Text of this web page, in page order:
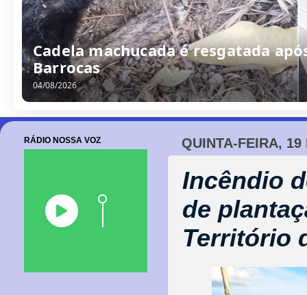
/
0
8
2
0
2
6
QUINTA-FEIRA, 19
Incêndio
de
Território
RÁDIO NOSSA VOZ